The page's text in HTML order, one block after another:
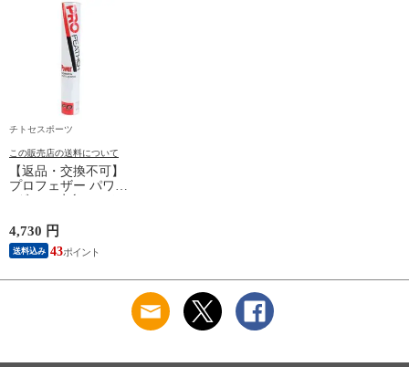
チトセスポーツ
この販売店の送料について
【返品・交換不可】
プロフェザー パワー
PF-6010 2025SS バド
ミントンシャトル 羽
根 12個入
4,730 円
送料込み 43